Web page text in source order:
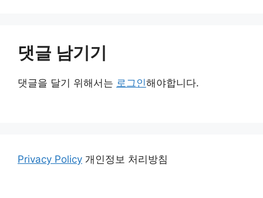
댓글 남기기
댓글을 달기 위해서는 로그인해야합니다.
Privacy Policy 개인정보 처리방침